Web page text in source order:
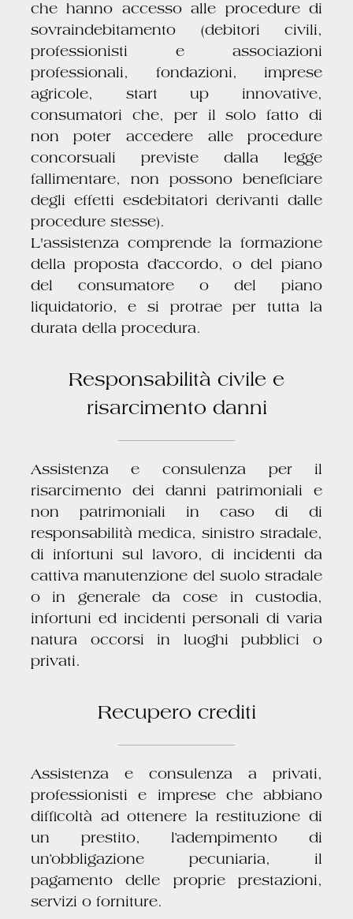
che hanno accesso alle procedure di
sovraindebitamento (debitori civili,
professionisti e associazioni
professionali, fondazioni, imprese
agricole, start up innovative,
consumatori che, per il solo fatto di
non poter accedere alle procedure
concorsuali previste dalla legge
fallimentare, non possono beneficiare
degli effetti esdebitatori derivanti dalle
procedure stesse).
L'assistenza comprende la formazione
della proposta d’accordo, o del piano
del consumatore o del piano
liquidatorio, e si protrae per tutta la
durata della procedura.
Responsabilità civile e
risarcimento danni
Assistenza e consulenza per il
risarcimento dei danni patrimoniali e
non patrimoniali in caso di di
responsabilità medica, sinistro stradale,
di infortuni sul lavoro, di incidenti da
cattiva manutenzione del suolo stradale
o in generale da cose in custodia,
infortuni ed incidenti personali di varia
natura occorsi in luoghi pubblici o
privati.
Recupero crediti
Assistenza e consulenza a privati,
professionisti e imprese che abbiano
difficoltà ad ottenere la restituzione di
un prestito, l’adempimento di
un’obbligazione pecuniaria, il
pagamento delle proprie prestazioni,
servizi o forniture.